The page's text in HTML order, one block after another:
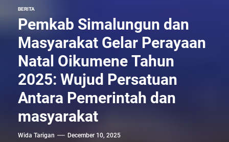
BERITA
Pemkab Simalungun dan
Masyarakat Gelar Perayaan
Natal Oikumene Tahun
2025: Wujud Persatuan
Antara Pemerintah dan
masyarakat
Wida Tarigan December 10, 2025